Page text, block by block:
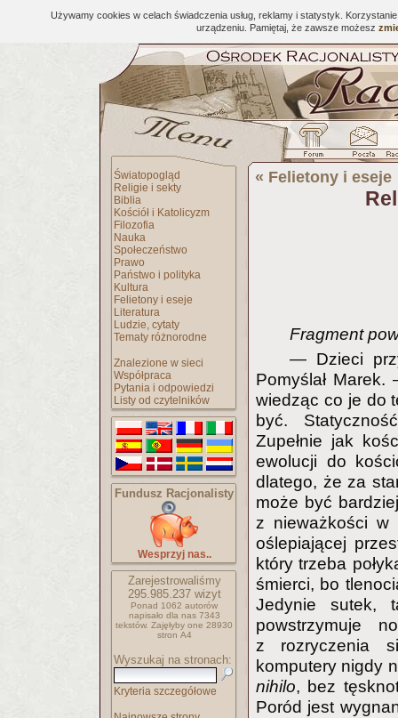
Używamy cookies w celach świadczenia usług, reklamy i statystyk.
urządzeniu. Pamiętaj, że zawsze możesz
Światopogląd
Religie i sekty
Biblia
Kościół i Katolicyzm
Filozofia
Nauka
Społeczeństwo
Prawo
Państwo i polityka
Kultura
Felietony i eseje
Literatura
Ludzie, cytaty
Tematy różnorodne
Znalezione w sieci
Współpraca
Pytania i odpowiedzi
Listy od czytelników
Fundusz Racjonalisty
Wesprzyj nas..
Zarejestrowaliśmy
295.985.237wizyt
Ponad 1062 autorów
napisało dla nas 7343
tekstów. Zajęłyby one 28930
stron A4
Wyszukaj na stronach:
Kryteria szczegółowe
« Felietony i eseje
Fragment
— Dzieci
Pomyślał
wiedząc co je do
być.
Zupełnie jak
ewolucji do
dlatego, że za
może być
z nieważkości w
oślepiającej
który trzeba
śmierci, bo
Jedynie sutek,
powstrzymuje
z rozryczenia
komputery nigdy
nihilo, bez
Poród jest